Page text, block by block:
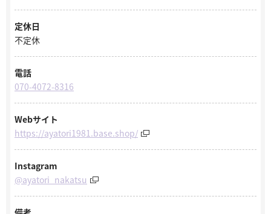
定休日
不定休
電話
070-4072-8316
Webサイト
https://ayatori1981.base.shop/
Instagram
@ayatori_nakatsu